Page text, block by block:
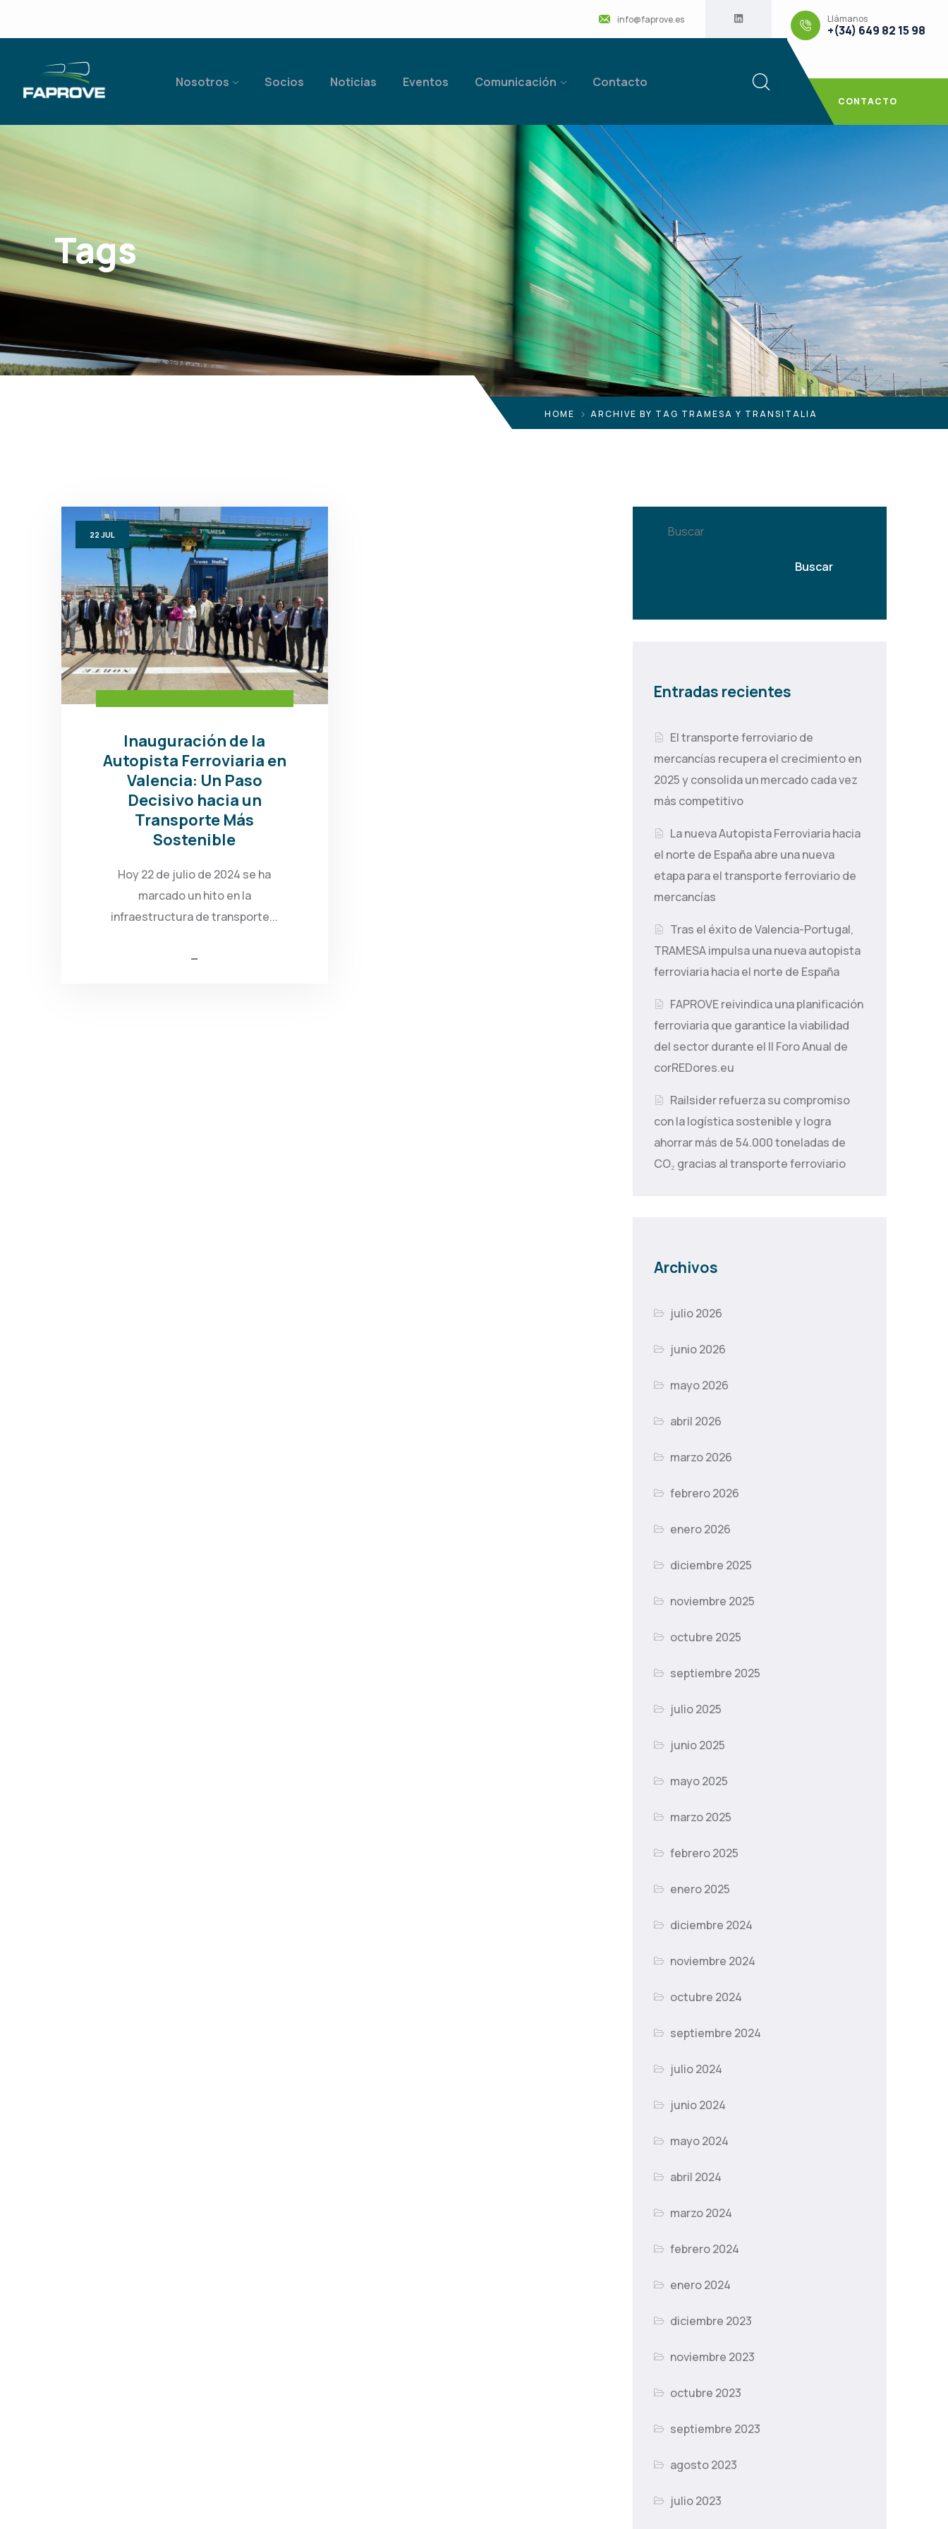
info@faprove.es Llámanos
+(34) 649 82 15 98
Nosotros Socios Noticias Eventos Comunicación Contacto
CONTACTO
Tags
HOME ARCHIVE BY TAG TRAMESA Y TRANSITALIA
22JUL
Inauguración de la
Autopista Ferroviaria en
Valencia: Un Paso
Decisivo hacia un
Transporte Más
Sostenible
Hoy 22 de julio de 2024 se ha
marcado un hito en la
infraestructura de transporte...
Buscar
Buscar
Entradas recientes
El transporte ferroviario de
mercancías recupera el crecimiento en
2025 y consolida un mercado cada vez
más competitivo
La nueva Autopista Ferroviaria hacia
el norte de España abre una nueva
etapa para el transporte ferroviario de
mercancías
Tras el éxito de Valencia-Portugal,
TRAMESA impulsa una nueva autopista
ferroviaria hacia el norte de España
FAPROVE reivindica una planificación
ferroviaria que garantice la viabilidad
del sector durante el II Foro Anual de
corREDores.eu
Railsider refuerza su compromiso
con la logística sostenible y logra
ahorrar más de 54.000 toneladas de
CO₂ gracias al transporte ferroviario
Archivos
julio 2026
junio 2026
mayo 2026
abril 2026
marzo 2026
febrero 2026
enero 2026
diciembre 2025
noviembre 2025
octubre 2025
septiembre 2025
julio 2025
junio 2025
mayo 2025
marzo 2025
febrero 2025
enero 2025
diciembre 2024
noviembre 2024
octubre 2024
septiembre 2024
julio 2024
junio 2024
mayo 2024
abril 2024
marzo 2024
febrero 2024
enero 2024
diciembre 2023
noviembre 2023
octubre 2023
septiembre 2023
agosto 2023
julio 2023